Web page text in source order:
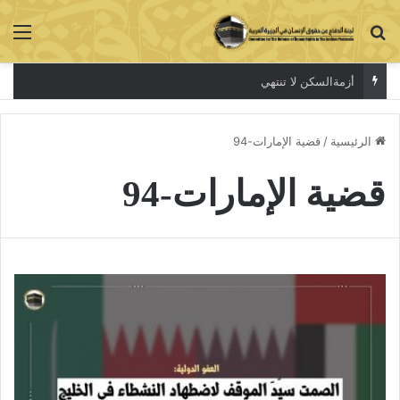
بحث عن
أزمةالسكن لا تنتهي
الرئيسية / قضية الإمارات-94
قضية الإمارات-94